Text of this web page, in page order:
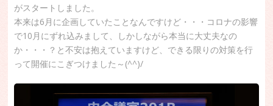
がスタートしました。
本来は6月に企画していたことなんですけど・・・コロナの影響
で10月にずれ込みまして、しかしながら本当に大丈夫なの
か・・・？と不安は抱えていますけど、できる限りの対策を行
って開催にこぎつけました～(^^)/